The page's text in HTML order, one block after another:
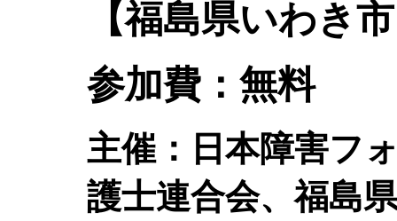
【福島県いわき
参加費：無料
主催：日本障害フ
護士連合会、福島